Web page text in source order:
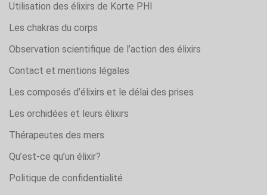
Utilisation des élixirs de Korte PHI
Les chakras du corps
Observation scientifique de l’action des élixirs
Contact et mentions légales
Les composés d’élixirs et le délai des prises
Les orchidées et leurs élixirs
Thérapeutes des mers
Qu’est-ce qu’un élixir?
Politique de confidentialité